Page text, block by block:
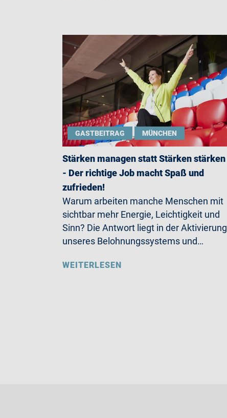
GASTBEITRAG MÜNCHEN
Stärken managen statt Stärken stärken
- Der richtige Job macht Spaß und
zufrieden!
Warum arbeiten manche Menschen mit
sichtbar mehr Energie, Leichtigkeit und
Sinn? Die Antwort liegt in der Aktivierung
unseres Belohnungssystems und…
WEITERLESEN